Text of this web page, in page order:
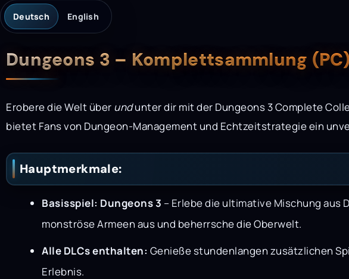
Deutsch English
Beschreibung
Dungeons 3 – Komplettsammlung
Erobere die Welt über undunter dir mit der Dungeons 3 Complete
bietet Fans von Dungeon-Management und Echtzeitstrategie ein
Hauptmerkmale:
Basisspiel: Dungeons 3 – Erlebe die ultimative Mischung
monströse Armeen aus und beherrsche die Oberwelt.
Alle DLCs enthalten: Genieße stundenlangen zusätzlichen
Erlebnis.